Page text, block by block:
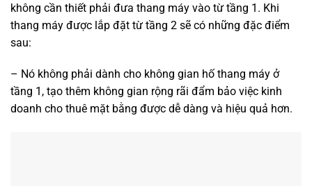
không cần thiết phải đưa thang máy vào từ tầng 1. Khi
thang máy được lắp đặt từ tầng 2 sẽ có những đặc điểm
sau:
– Nó không phải dành cho không gian hố thang máy ở
tầng 1, tạo thêm không gian rộng rãi đẩm bảo việc kinh
doanh cho thuê mặt bằng được dễ dàng và hiệu quả hơn.